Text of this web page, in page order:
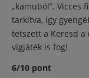
„kamuból”. Vicces
tarkítva, így
tetszett a Keresd a
vígjáték is fog!
6/10 pont